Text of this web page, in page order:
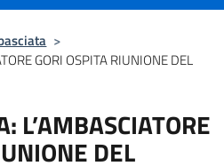
>
GORI OSPITA RIUNIONE DEL
L’AMBASCIATORE
DEL